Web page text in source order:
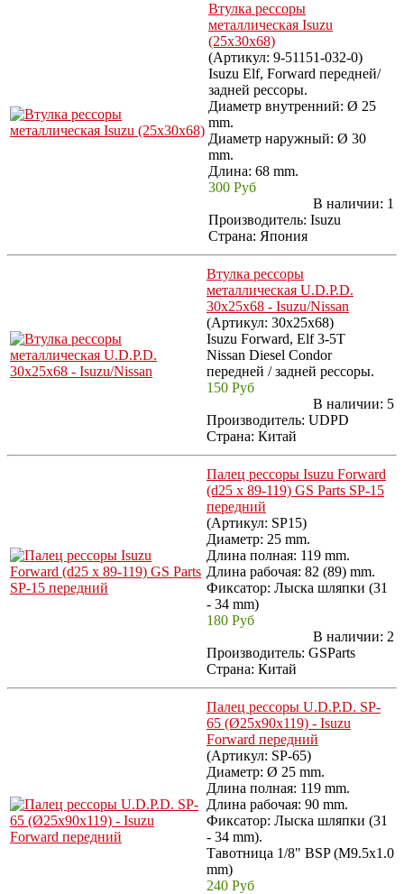
Втулка рессоры
металлическая Isuzu
(25x30x68)
(Артикул: 9-51151-032-0)
Isuzu Elf, Forward передней/
задней рессоры.
Диаметр внутренний: Ø 25
mm.
Диаметр наружный: Ø 30
mm.
Длина: 68 mm.
300 Руб
В наличии: 1
Производитель: Isuzu
Страна: Япония
Втулка рессоры
металлическая U.D.P.D.
30x25x68 - Isuzu/Nissan
(Артикул: 30x25x68)
Isuzu Forward, Elf 3-5T
Nissan Diesel Condor
передней / задней рессоры.
150 Руб
В наличии: 5
Производитель: UDPD
Страна: Китай
Палец рессоры Isuzu Forward
(d25 x 89-119) GS Parts SP-15
передний
(Артикул: SP15)
Диаметр: 25 mm.
Длина полная: 119 mm.
Длина рабочая: 82 (89) mm.
Фиксатор: Лыска шляпки (31
- 34 mm)
180 Руб
В наличии: 2
Производитель: GSParts
Страна: Китай
Палец рессоры U.D.P.D. SP-
65 (Ø25x90x119) - Isuzu
Forward передний
(Артикул: SP-65)
Диаметр: Ø 25 mm.
Длина полная: 119 mm.
Длина рабочая: 90 mm.
Фиксатор: Лыска шляпки (31
- 34 mm).
Тавотница 1/8" BSP (M9.5x1.0
mm)
240 Руб